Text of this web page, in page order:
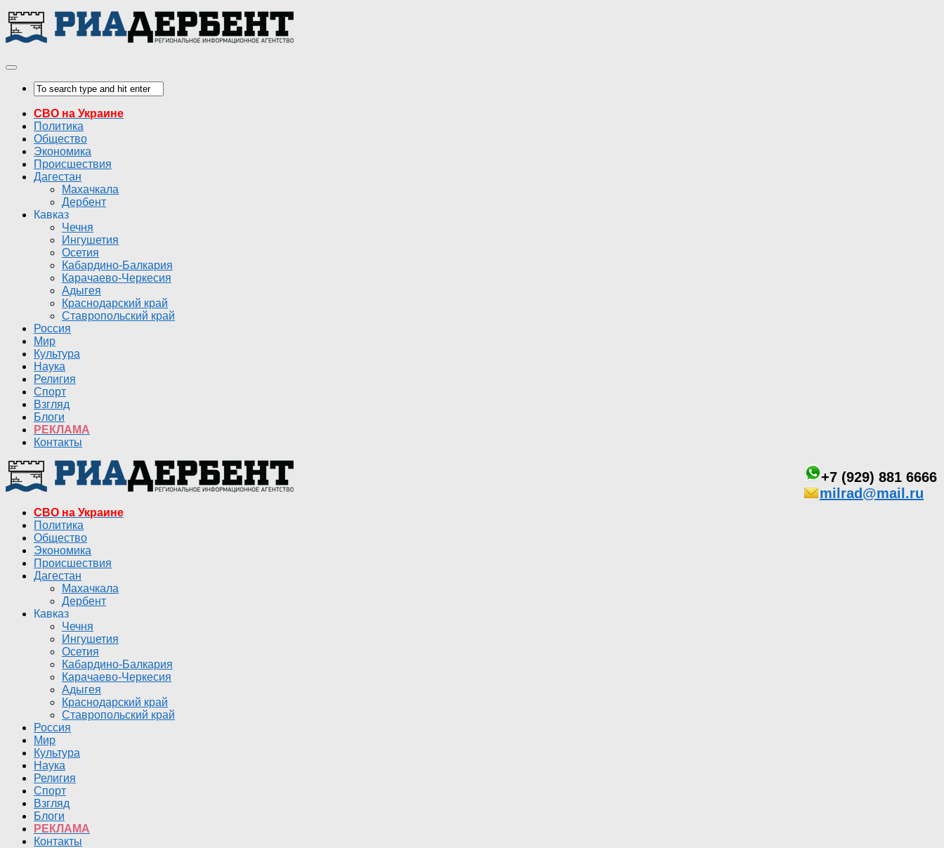
СВО на Украине
Политика
Общество
Экономика
Происшествия
Дагестан
Махачкала
Дербент
Кавказ
Чечня
Ингушетия
Осетия
Кабардино-Балкария
Карачаево-Черкесия
Адыгея
Краснодарский край
Ставропольский край
Россия
Мир
Культура
Наука
Религия
Спорт
Взгляд
Блоги
РЕКЛАМА
Контакты
+7 (929) 881 6666
milrad@mail.ru
СВО на Украине
Политика
Общество
Экономика
Происшествия
Дагестан
Махачкала
Дербент
Кавказ
Чечня
Ингушетия
Осетия
Кабардино-Балкария
Карачаево-Черкесия
Адыгея
Краснодарский край
Ставропольский край
Россия
Мир
Культура
Наука
Религия
Спорт
Взгляд
Блоги
РЕКЛАМА
Контакты